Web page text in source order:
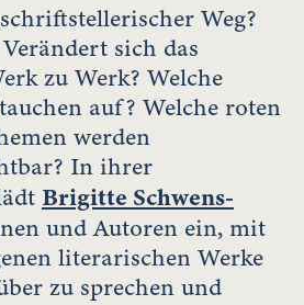
Weg?
sich das
zu Werk? Welche
auf? Welche roten
werden
In ihrer
Brigitte Schwens-
und Autoren ein, mit
literarischen Werke
zu sprechen und